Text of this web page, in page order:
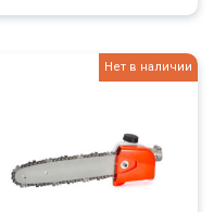
Нет в наличии